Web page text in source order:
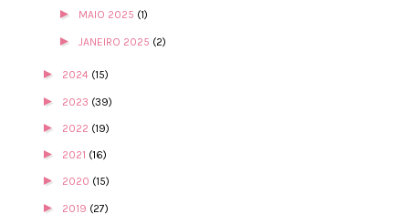
► MAIO 2025 (1)
► JANEIRO 2025 (2)
► 2024 (15)
► 2023 (39)
► 2022 (19)
► 2021 (16)
► 2020 (15)
► 2019 (27)